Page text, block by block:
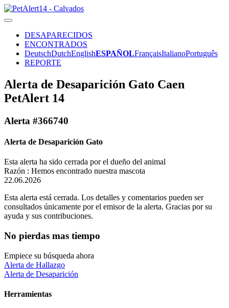
DESAPARECIDOS
ENCONTRADOS
DeutschDutchEnglishESPAÑOLFrançaisItalianoPortuguês
REPORTE
Alerta de Desaparición Gato Caen
PetAlert 14
Alerta #366740
Alerta de Desaparición Gato
Esta alerta ha sido cerrada por el dueño del animal
Razón : Hemos encontrado nuestra mascota
22.06.2026
Esta alerta está cerrada. Los detalles y comentarios pueden ser
consultados únicamente por el emisor de la alerta. Gracias por su
ayuda y sus contribuciones.
No pierdas mas tiempo
Empiece su búsqueda ahora
Alerta de Hallazgo
Alerta de Desaparición
Herramientas